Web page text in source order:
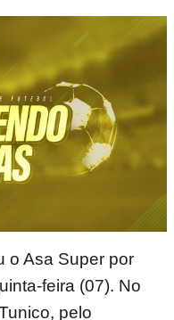
o Asa Super por
feira (07). No
pelo